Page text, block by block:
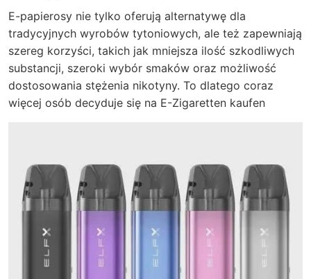
E-papierosy nie tylko oferują alternatywę dla
tradycyjnych wyrobów tytoniowych, ale też zapewniają
szereg korzyści, takich jak mniejsza ilość szkodliwych
substancji, szeroki wybór smaków oraz możliwość
dostosowania stężenia nikotyny. To dlatego coraz
więcej osób decyduje się na E-Zigaretten kaufen